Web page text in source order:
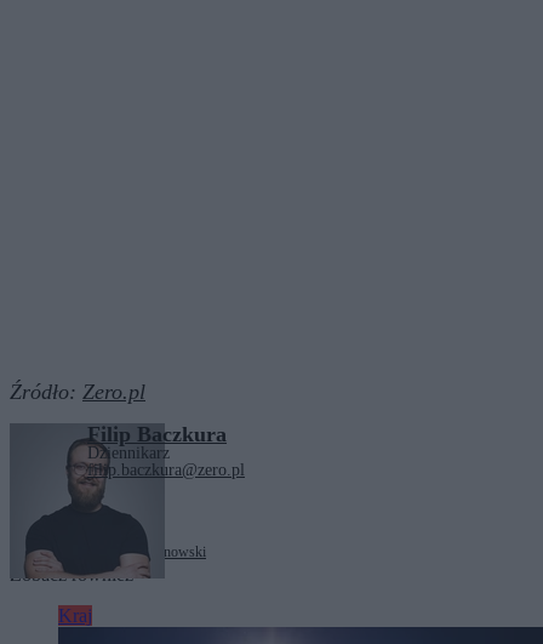
Źródło: Zero.pl
Filip Baczkura
Dziennikarz
filip.baczkura@zero.pl
Tagi:Jan Krzysztof Ardanowski
Zobacz również
Kraj